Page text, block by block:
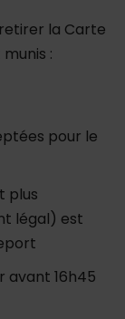
la Carte
:
pour le
plus
légal) est
avant 16h45